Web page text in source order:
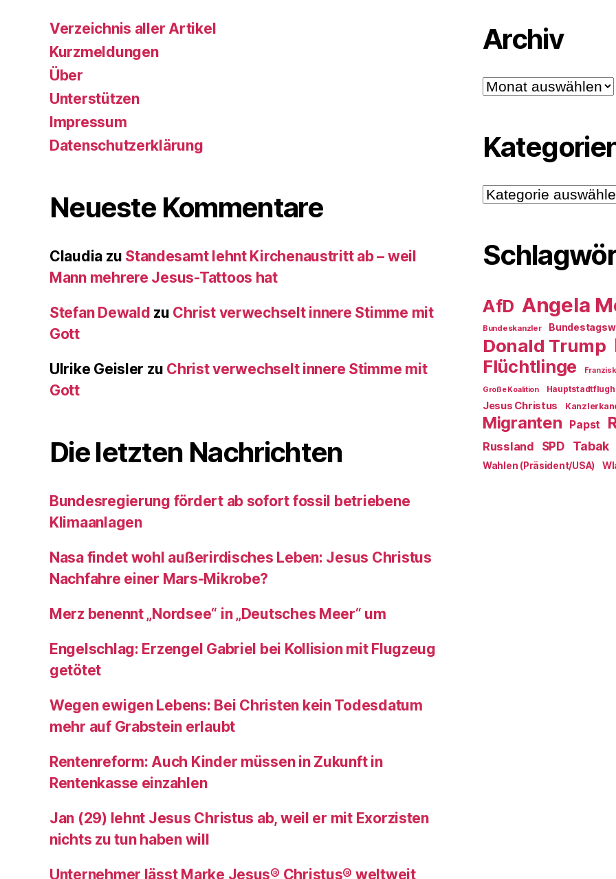
Verzeichnis aller Artikel
Kurzmeldungen
Über
Unterstützen
Impressum
Datenschutzerklärung
Neueste Kommentare
Claudia zu Standesamt lehnt Kirchenaustritt ab – weil
Mann mehrere Jesus-Tattoos hat
Stefan Dewald zu Christ verwechselt innere Stimme mit
Gott
Ulrike Geisler zu Christ verwechselt innere Stimme mit
Gott
Die letzten Nachrichten
Bundesregierung fördert ab sofort fossil betriebene
Klimaanlagen
Nasa findet wohl außerirdisches Leben: Jesus Christus
Nachfahre einer Mars-Mikrobe?
Merz benennt „Nordsee“ in „Deutsches Meer“ um
Engelschlag: Erzengel Gabriel bei Kollision mit Flugzeug
getötet
Wegen ewigen Lebens: Bei Christen kein Todesdatum
mehr auf Grabstein erlaubt
Rentenreform: Auch Kinder müssen in Zukunft in
Rentenkasse einzahlen
Jan (29) lehnt Jesus Christus ab, weil er mit Exorzisten
nichts zu tun haben will
Unternehmer lässt Marke Jesus® Christus® weltweit
Archiv
Archiv
Kategorien
AfD Angela
Bundeskanzler
Donald Trump
Flüchtlinge
Große Koalition
Jesus Christus
Migranten Papst
Russland SPD Tabak
Wahlen (Präsident/USA)